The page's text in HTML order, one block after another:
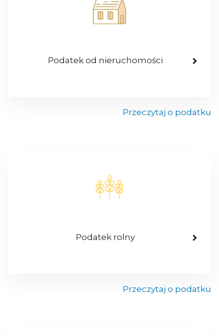
Podatek od nieruchomości
Przeczytaj o podatku
Podatek rolny
Przeczytaj o podatku